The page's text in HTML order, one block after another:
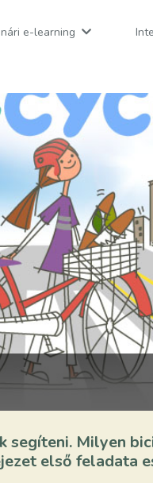
e-learning
Milyen
első feladata